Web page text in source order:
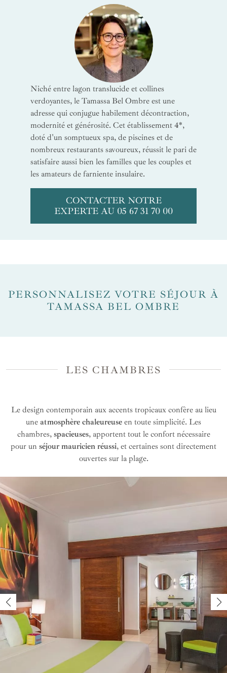
Niché entre lagon translucide et collines
verdoyantes, le Tamassa Bel Ombre est une
adresse qui conjugue habilement décontraction,
modernité et générosité. Cet établissement 4*,
doté d'un somptueux spa, de piscines et de
nombreux restaurants savoureux, réussit le pari de
satisfaire aussi bien les familles que les couples et
les amateurs de farniente insulaire.
CONTACTER NOTRE
EXPERTE AU 05 67 31 70 00
PERSONNALISEZ VOTRE SÉJOUR À
TAMASSA BEL OMBRE
LES CHAMBRES
Le design contemporain aux accents tropicaux confère au lieu
une atmosphère chaleureuse en toute simplicité. Les
chambres, spacieuses, apportent tout le confort nécessaire
pour un séjour mauricien réussi, et certaines sont directement
ouvertes sur la plage.